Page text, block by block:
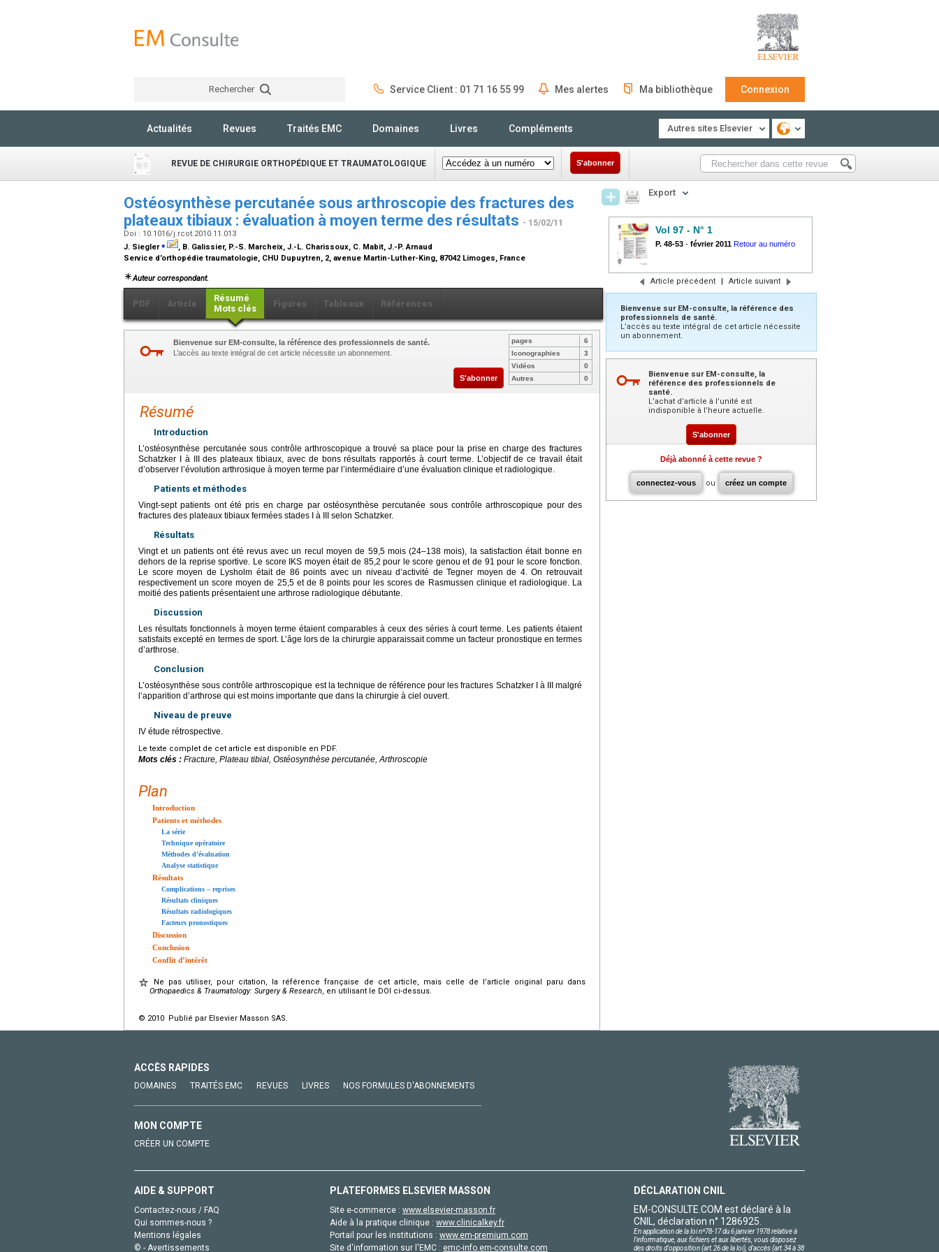
Rechercher Service Client : 01 71 16 55 99 Mes alertes Ma bibliothèque Connexion
Actualités Revues Traités EMC Domaines Livres Compléments Autres sites Elsevier
REVUE DE CHIRURGIE ORTHOPÉDIQUE ET TRAUMATOLOGIQUE S'abonner
Ostéosynthèse percutanée sous arthroscopie des fractures des
plateaux tibiaux : évaluation à moyen terme des résultats - 15/02/11
Doi : 10.1016/j.rcot.2010.11.013
J. Siegler⁎
, B. Galissier, P.-S. Marcheix, J.-L. Charissoux, C. Mabit, J.-P. Arnaud
Service d’orthopédie traumatologie, CHU Dupuytren, 2, avenue Martin-Luther-King, 87042 Limoges, France
Auteur correspondant.
PDF Article
Résumé
Mots clés
Figures Tableaux Références
Bienvenue sur EM-consulte, la référence des professionnels de santé.
L’accès au texte intégral de cet article nécessite un abonnement.
S'abonner
pages
6
Iconographies
3
Vidéos
0
Autres
0
Résumé
Introduction
L’ostéosynthèse percutanée sous contrôle arthroscopique a trouvé sa place pour la prise en charge des fractures
Schatzker I à III des plateaux tibiaux, avec de bons résultats rapportés à court terme. L’objectif de ce travail était
d’observer l’évolution arthrosique à moyen terme par l’intermédiaire d’une évaluation clinique et radiologique.
Patients et méthodes
Vingt-sept patients ont été pris en charge par ostéosynthèse percutanée sous contrôle arthroscopique pour des
fractures des plateaux tibiaux fermées stades I à III selon Schatzker.
Résultats
Vingt et un patients ont été revus avec un recul moyen de 59,5 mois (24–138 mois), la satisfaction était bonne en
dehors de la reprise sportive. Le score IKS moyen était de 85,2 pour le score genou et de 91 pour le score fonction.
Le score moyen de Lysholm était de 86 points avec un niveau d’activité de Tegner moyen de 4. On retrouvait
respectivement un score moyen de 25,5 et de 8 points pour les scores de Rasmussen clinique et radiologique. La
moitié des patients présentaient une arthrose radiologique débutante.
Discussion
Les résultats fonctionnels à moyen terme étaient comparables à ceux des séries à court terme. Les patients étaient
satisfaits excepté en termes de sport. L’âge lors de la chirurgie apparaissait comme un facteur pronostique en termes
d’arthrose.
Conclusion
L’ostéosynthèse sous contrôle arthroscopique est la technique de référence pour les fractures Schatzker I à III malgré
l’apparition d’arthrose qui est moins importante que dans la chirurgie à ciel ouvert.
Niveau de preuve
IV étude rétrospective.
Le texte complet de cet article est disponible en PDF.
Mots clés : Fracture, Plateau tibial, Ostéosynthèse percutanée, Arthroscopie
Plan
Introduction
Patients et méthodes
La série
Technique opératoire
Méthodes d’évaluation
Analyse statistique
Résultats
Complications – reprises
Résultats cliniques
Résultats radiologiques
Facteurs pronostiques
Discussion
Conclusion
Conflit d’intérêt
Ne pas utiliser, pour citation, la référence française de cet article, mais celle de l’article original paru dans
Orthopaedics & Traumatology: Surgery & Research, en utilisant le DOI ci-dessus.
© 2010 Publié par Elsevier Masson SAS.
Export
Vol 97 - N° 1
P. 48-53 - février 2011 Retour au numéro
Article précédent | Article suivant
Bienvenue sur EM-consulte, la référence des
professionnels de santé.
L’accès au texte intégral de cet article nécessite
un abonnement.
Bienvenue sur EM-consulte, la
référence des professionnels de
santé.
L’achat d’article à l’unité est
indisponible à l’heure actuelle.
S'abonner
Déjà abonné à cette revue ?
connectez-vous ou créez un compte
ACCÈS RAPIDES
DOMAINES TRAITÉS EMC REVUES LIVRES NOS FORMULES D'ABONNEMENTS
MON COMPTE
CRÉER UN COMPTE
AIDE & SUPPORT
Contactez-nous / FAQ
Qui sommes-nous ?
Mentions légales
© - Avertissements
PLATEFORMES ELSEVIER MASSON
Site e-commerce : www.elsevier-masson.fr
Aide à la pratique clinique : www.clinicalkey.fr
Portail pour les institutions : www.em-premium.com
Site d'information sur l'EMC : emc-info.em-consulte.com
DÉCLARATION CNIL
EM-CONSULTE.COM est déclaré à la
CNIL, déclaration n° 1286925.
En application de la loi nº78-17 du 6 janvier 1978 relative à
l'informatique, aux fichiers et aux libertés, vous disposez
des droits d'opposition (art.26 de la loi), d'accès (art.34 à 38